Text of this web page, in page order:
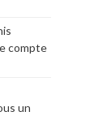
compte
un